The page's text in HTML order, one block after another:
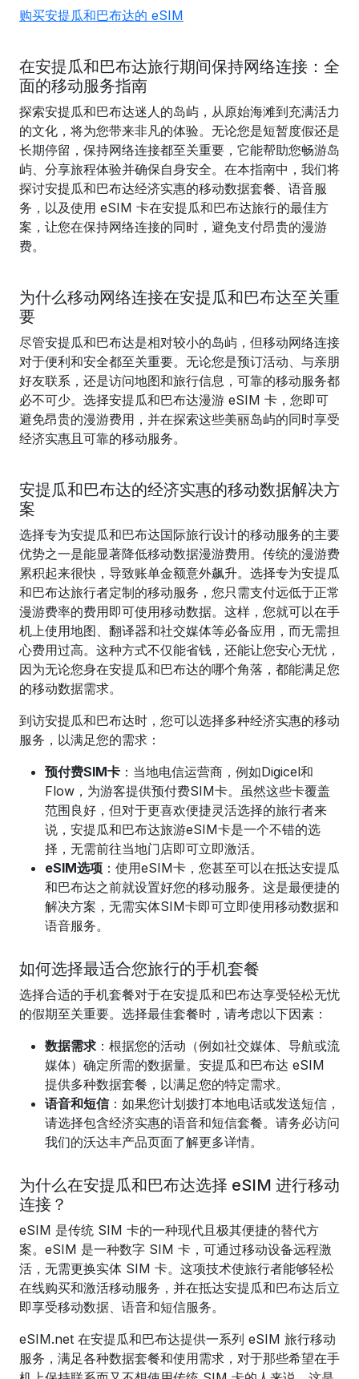
购买安提瓜和巴布达的 eSIM
在安提瓜和巴布达旅行期间保持网络连接：全
面的移动服务指南
探索安提瓜和巴布达迷人的岛屿，从原始海滩到充满活力
的文化，将为您带来非凡的体验。无论您是短暂度假还是
长期停留，保持网络连接都至关重要，它能帮助您畅游岛
屿、分享旅程体验并确保自身安全。在本指南中，我们将
探讨安提瓜和巴布达经济实惠的移动数据套餐、语音服
务，以及使用 eSIM 卡在安提瓜和巴布达旅行的最佳方
案，让您在保持网络连接的同时，避免支付昂贵的漫游
费。
为什么移动网络连接在安提瓜和巴布达至关重
要
尽管安提瓜和巴布达是相对较小的岛屿，但移动网络连接
对于便利和安全都至关重要。无论您是预订活动、与亲朋
好友联系，还是访问地图和旅行信息，可靠的移动服务都
必不可少。选择安提瓜和巴布达漫游 eSIM 卡，您即可
避免昂贵的漫游费用，并在探索这些美丽岛屿的同时享受
经济实惠且可靠的移动服务。
安提瓜和巴布达的经济实惠的移动数据解决方
案
选择专为安提瓜和巴布达国际旅行设计的移动服务的主要
优势之一是能显著降低移动数据漫游费用。传统的漫游费
累积起来很快，导致账单金额意外飙升。选择专为安提瓜
和巴布达旅行者定制的移动服务，您只需支付远低于正常
漫游费率的费用即可使用移动数据。这样，您就可以在手
机上使用地图、翻译器和社交媒体等必备应用，而无需担
心费用过高。这种方式不仅能省钱，还能让您安心无忧，
因为无论您身在安提瓜和巴布达的哪个角落，都能满足您
的移动数据需求。
到访安提瓜和巴布达时，您可以选择多种经济实惠的移动
服务，以满足您的需求：
预付费SIM卡 ：当地电信运营商，例如Digicel和
Flow，为游客提供预付费SIM卡。虽然这些卡覆盖
范围良好，但对于更喜欢便捷灵活选择的旅行者来
说，安提瓜和巴布达旅游eSIM卡是一个不错的选
择，无需前往当地门店即可立即激活。
eSIM选项 ：使用eSIM卡，您甚至可以在抵达安提瓜
和巴布达之前就设置好您的移动服务。这是最便捷的
解决方案，无需实体SIM卡即可立即使用移动数据和
语音服务。
如何选择最适合您旅行的手机套餐
选择合适的手机套餐对于在安提瓜和巴布达享受轻松无忧
的假期至关重要。选择最佳套餐时，请考虑以下因素：
数据需求 ：根据您的活动（例如社交媒体、导航或流
媒体）确定所需的数据量。安提瓜和巴布达 eSIM
提供多种数据套餐，以满足您的特定需求。
语音和短信：如果您计划拨打本地电话或发送短信，
请选择包含经济实惠的语音和短信套餐。请务必访问
我们的沃达丰产品页面了解更多详情。
为什么在安提瓜和巴布达选择 eSIM 进行移动
连接？
eSIM 是传统 SIM 卡的一种现代且极其便捷的替代方
案。eSIM 是一种数字 SIM 卡，可通过移动设备远程激
活，无需更换实体 SIM 卡。这项技术使旅行者能够轻松
在线购买和激活移动服务，并在抵达安提瓜和巴布达后立
即享受移动数据、语音和短信服务。
eSIM.net 在安提瓜和巴布达提供一系列 eSIM 旅行移动
服务，满足各种数据套餐和使用需求，对于那些希望在手